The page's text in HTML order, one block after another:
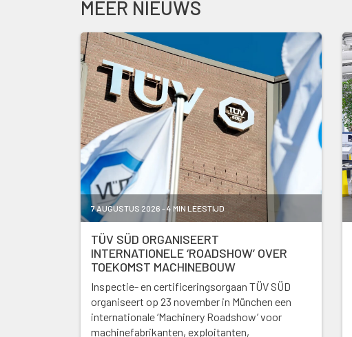
MEER NIEUWS
7 AUGUSTUS 2026 - 4 MIN LEESTIJD
TÜV SÜD ORGANISEERT
INTERNATIONELE ‘ROADSHOW’ OVER
TOEKOMST MACHINEBOUW
Inspectie- en certificeringsorgaan TÜV SÜD
organiseert op 23 november in München een
internationale ‘Machinery Roadshow’ voor
machinefabrikanten, exploitanten,